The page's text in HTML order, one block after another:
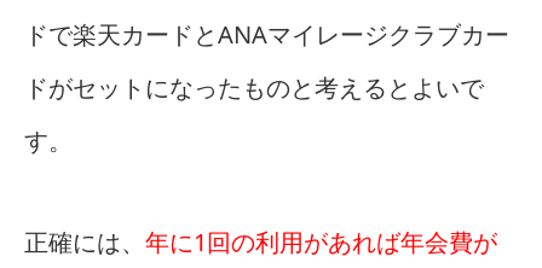
ドで楽天カードとANAマイレージクラブカー
ドがセットになったものと考えるとよいで
す。
正確には、 年に1回の利用があれば年会費が